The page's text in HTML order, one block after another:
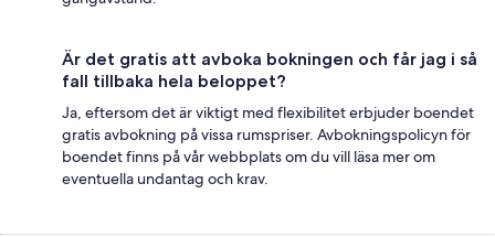
Är det gratis att avboka bokningen och får jag i så
fall tillbaka hela beloppet?
Ja, eftersom det är viktigt med flexibilitet erbjuder boendet
gratis avbokning på vissa rumspriser. Avbokningspolicyn för
boendet finns på vår webbplats om du vill läsa mer om
eventuella undantag och krav.